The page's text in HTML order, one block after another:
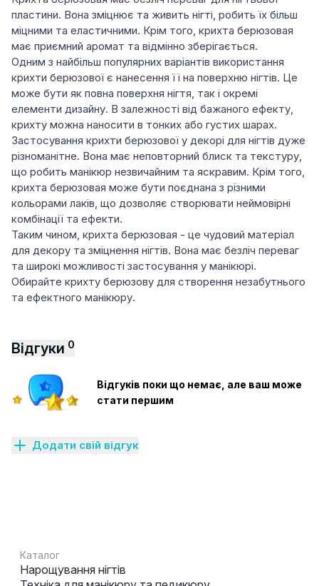
пластини. Вона зміцнює та живить нігті, робить їх більш
міцними та еластичними. Крім того, крихта берюзовая
має приємний аромат та відмінно зберігається.
Одним з найбільш популярних варіантів використання
крихти берюзової є нанесення її на поверхню нігтів. Це
може бути як повна поверхня нігтя, так і окремі
елементи дизайну. В залежності від бажаного ефекту,
крихту можна наносити в тонких або густих шарах.
Застосування крихти берюзової у декорі для нігтів дуже
різноманітне. Вона має неповторний блиск та текстуру,
що робить манікюр незвичайним та яскравим. Крім того,
крихта берюзовая може бути поєднана з різними
кольорами лаків, що дозволяє створювати неймовірні
комбінації та ефекти.
Таким чином, крихта берюзовая - це чудовий матеріал
для декору та зміцнення нігтів. Вона має безліч переваг
та широкі можливості застосування у манікюрі.
Обирайте крихту берюзову для створення незабутнього
та ефектного манікюру.
Відгуки 0
Відгуків поки що немає, але ваш може
стати першим
Додати свій відгук
Каталог
Нарощування нігтів